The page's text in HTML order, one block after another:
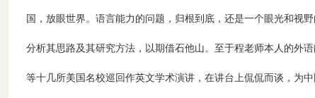
国，放眼世界。语言能力的问题，归根到底，还是一个眼光和视
分析其思路及其研究方法，以期借石他山。至于程老师本人的外
等十几所美国名校巡回作英文学术演讲，在讲台上侃侃而谈，为